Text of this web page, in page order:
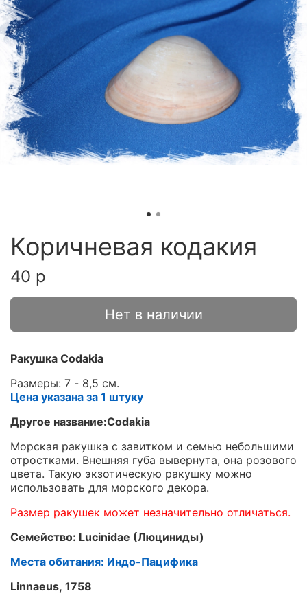
Коричневая кодакия
40 р
Нет в наличии
Ракушка Codakia
Размеры: 7 - 8,5 см.
Цена указана за 1 штуку
Другое название:Codakia
Морская ракушка с завитком и семью небольшими
отростками. Внешняя губа вывернута, она розового
цвета. Такую экзотическую ракушку можно
использовать для морского декора.
Размер ракушек может незначительно отличаться.
Семейство: Lucinidae (Люциниды)
Места обитания: Индо-Пацифика
Linnaeus, 1758